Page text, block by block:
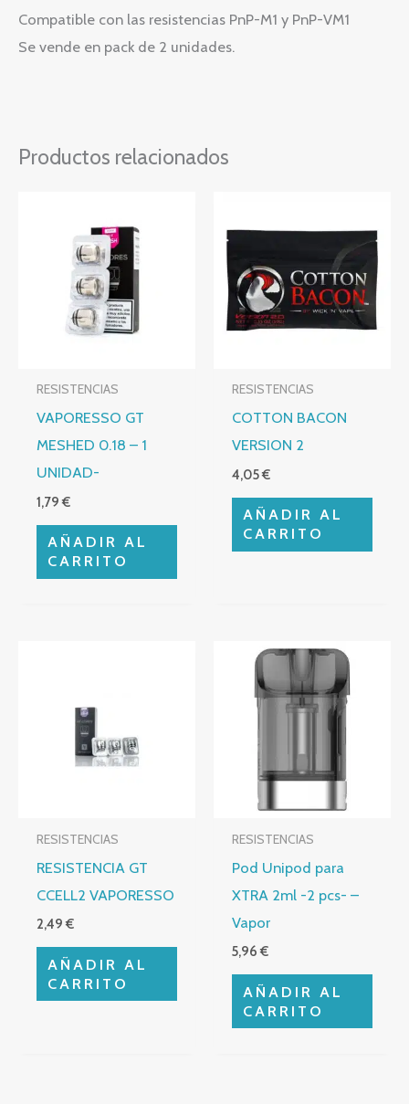
Compatible con las resistencias PnP-M1 y PnP-VM1
Se vende en pack de 2 unidades.
Productos relacionados
RESISTENCIAS
VAPORESSO GT
MESHED 0.18 – 1
UNIDAD-
1,79€
AÑADIR AL
CARRITO
RESISTENCIAS
COTTON BACON
VERSION 2
4,05€
AÑADIR AL
CARRITO
RESISTENCIAS
RESISTENCIA GT
CCELL2 VAPORESSO
2,49€
AÑADIR AL
CARRITO
RESISTENCIAS
Pod Unipod para
XTRA 2ml -2 pcs- –
Vapor
5,96€
AÑADIR AL
CARRITO